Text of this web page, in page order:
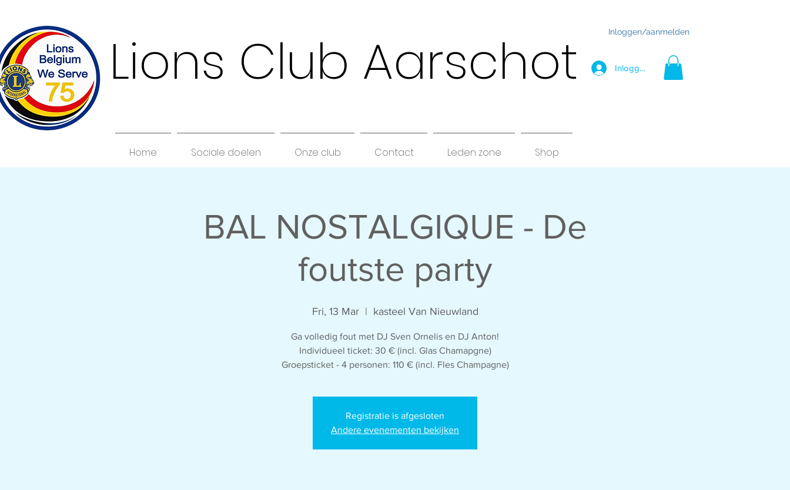
Lions Club Aarschot Inloggen/aanmelden
Inloggen
Home Sociale doelen Onze club Contact Leden zone Shop
BAL NOSTALGIQUE - De
foutste party
Fri, 13 Mar
  |
kasteel Van Nieuwland
Ga volledig fout met DJ Sven Ornelis en DJ Anton!
Individueel ticket: 30 € (incl. Glas Chamapgne)
Groepsticket - 4 personen: 110 € (incl. Fles Champagne)
Registratie is afgesloten
Andere evenementen bekijken